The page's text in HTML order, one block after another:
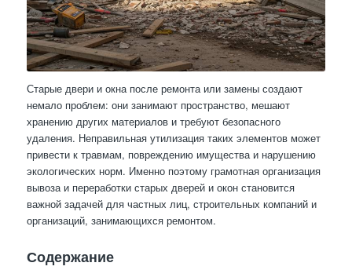
Старые двери и окна после ремонта или замены создают
немало проблем: они занимают пространство, мешают
хранению других материалов и требуют безопасного
удаления. Неправильная утилизация таких элементов может
привести к травмам, повреждению имущества и нарушению
экологических норм. Именно поэтому грамотная организация
вывоза и переработки старых дверей и окон становится
важной задачей для частных лиц, строительных компаний и
организаций, занимающихся ремонтом.
Содержание